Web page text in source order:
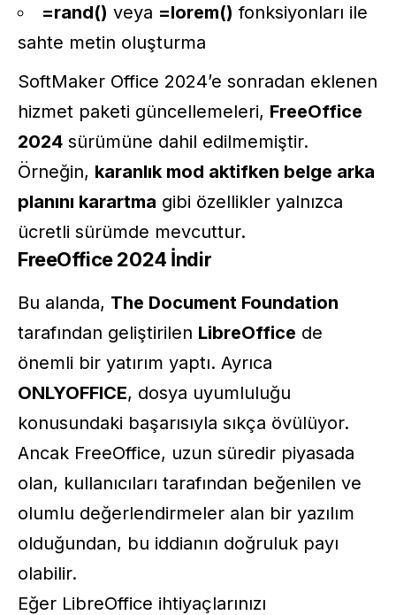
=rand() veya =lorem() fonksiyonları ile
sahte metin oluşturma
SoftMaker Office 2024’e sonradan eklenen
hizmet paketi güncellemeleri, FreeOffice
2024 sürümüne dahil edilmemiştir.
Örneğin, karanlık mod aktifken belge arka
planını karartma gibi özellikler yalnızca
ücretli sürümde mevcuttur.
FreeOffice 2024 İndir
Bu alanda, The Document Foundation
tarafından geliştirilen LibreOffice de
önemli bir yatırım yaptı. Ayrıca
ONLYOFFICE, dosya uyumluluğu
konusundaki başarısıyla sıkça övülüyor.
Ancak FreeOffice, uzun süredir piyasada
olan, kullanıcıları tarafından beğenilen ve
olumlu değerlendirmeler alan bir yazılım
olduğundan, bu iddianın doğruluk payı
olabilir.
Eğer LibreOffice ihtiyaçlarınızı